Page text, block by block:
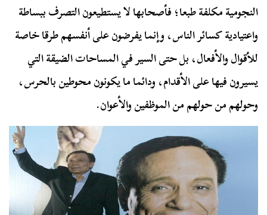
النجومية مكلفة طبعا؛ فأصحابها لا يستطيعون التصرف ببساطة
واعتيادية كسائر الناس، وإنما يفرضون على أنفسهم طرقا خاصة
للأقوال والأفعال، بل حتى السير في المساحات الضيقة التي
يسيرون فيها على الأقدام، ودائما ما يكونون محوطين بالحرس،
وحولهم من حولهم من الموظفين والأعوان.